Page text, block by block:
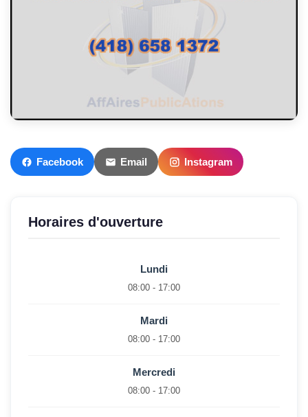
Facebook Email Instagram
Horaires d'ouverture
Lundi
08:00 - 17:00
Mardi
08:00 - 17:00
Mercredi
08:00 - 17:00